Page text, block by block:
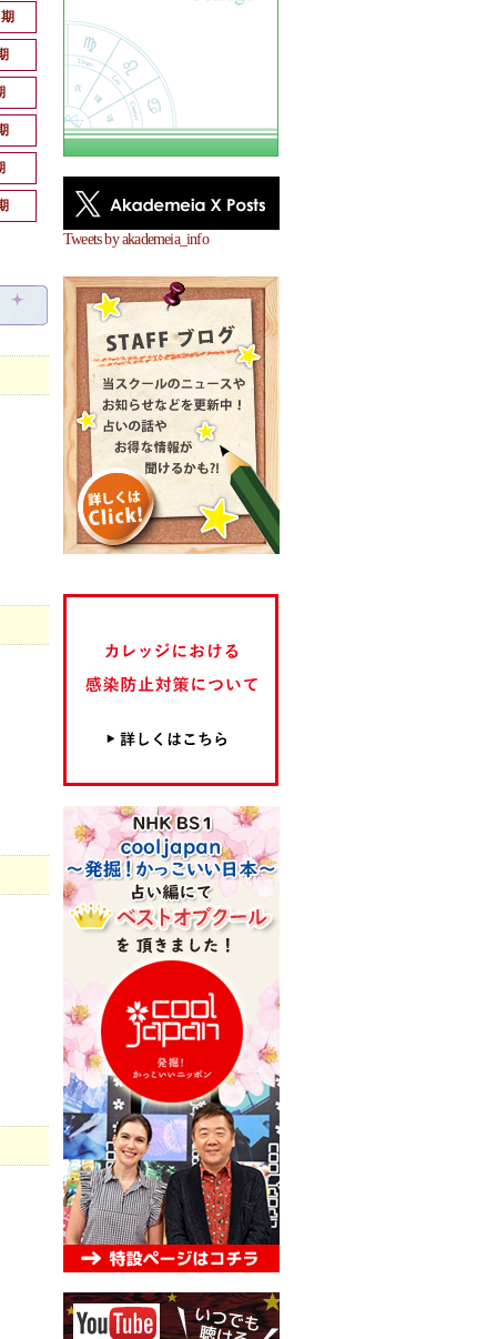
Tweets by akademeia_info